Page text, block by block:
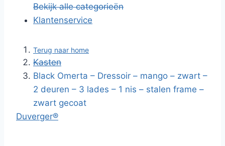
Bekijk alle categorieën
Klantenservice
Terug naar home
Kasten
Black Omerta – Dressoir – mango – zwart –
2 deuren – 3 lades – 1 nis – stalen frame –
zwart gecoat
Duverger®